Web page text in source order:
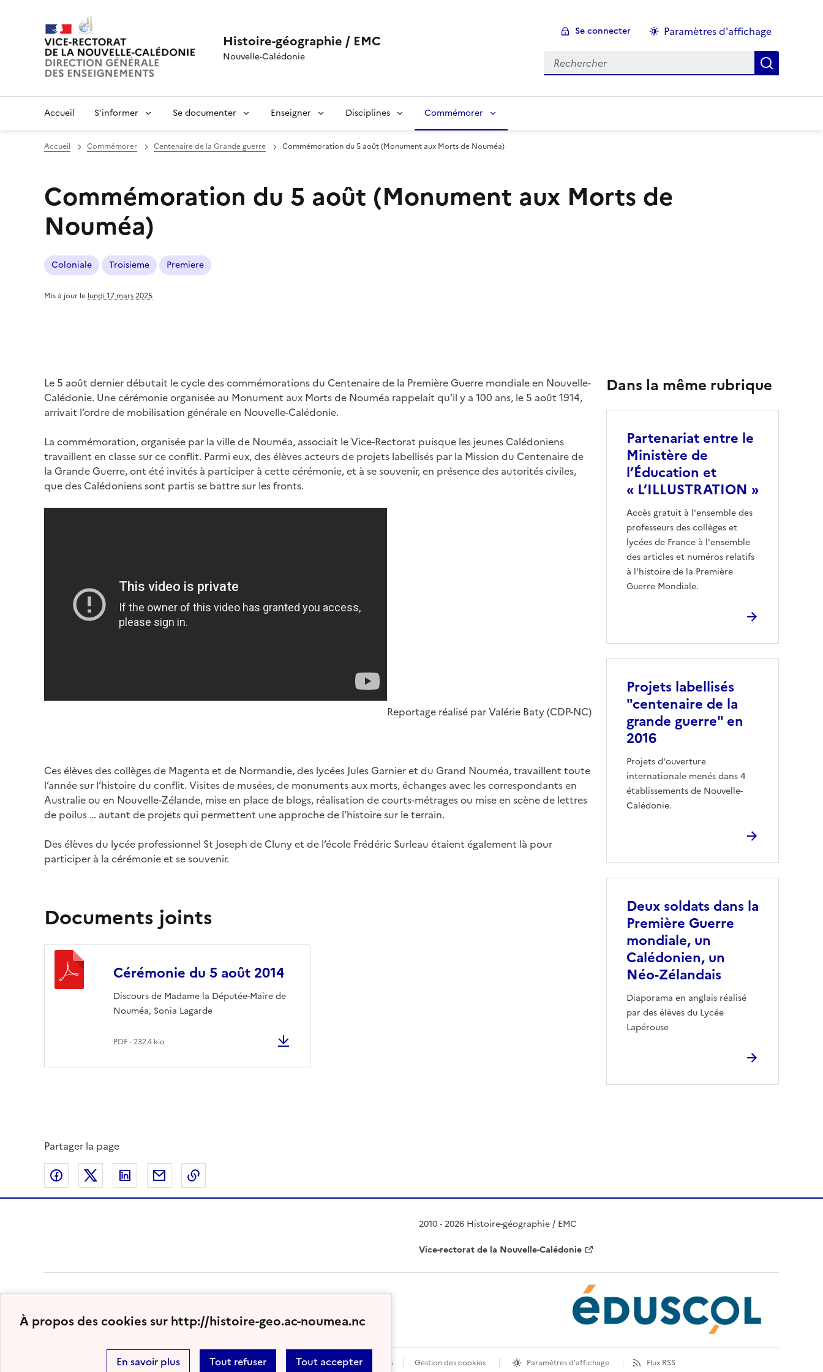
À propos des cookies sur http://histoire-geo.ac-noumea.nc
Tout accepter
Tout refuser
En savoir plus
Histoire-géographie / EMC
Nouvelle-Calédonie
Se connecter
Paramètres d'affichage
Rechercher :
Accueil S’informer Se documenter Enseigner Disciplines Commémorer
Accueil Commémorer Centenaire de la Grande guerre Commémoration du 5 août (Monument aux Morts de Nouméa)
Commémoration du 5 août (Monument aux Morts de
Nouméa)
Coloniale Troisieme Premiere
Mis à jour le lundi 17 mars 2025
Le 5 août dernier débutait le cycle des commémorations du Centenaire de la Première Guerre mondiale en Nouvelle-
Calédonie. Une cérémonie organisée au Monument aux Morts de Nouméa rappelait qu’il y a 100 ans, le 5 août 1914,
arrivait l’ordre de mobilisation générale en Nouvelle-Calédonie.
La commémoration, organisée par la ville de Nouméa, associait le Vice-Rectorat puisque les jeunes Calédoniens
travaillent en classe sur ce conflit. Parmi eux, des élèves acteurs de projets labellisés par la Mission du Centenaire de
la Grande Guerre, ont été invités à participer à cette cérémonie, et à se souvenir, en présence des autorités civiles,
que des Calédoniens sont partis se battre sur les fronts.
Reportage réalisé par Valérie Baty (CDP-NC)
Ces élèves des collèges de Magenta et de Normandie, des lycées Jules Garnier et du Grand Nouméa, travaillent toute
l’année sur l’histoire du conflit. Visites de musées, de monuments aux morts, échanges avec les correspondants en
Australie ou en Nouvelle-Zélande, mise en place de blogs, réalisation de courts-métrages ou mise en scène de lettres
de poilus … autant de projets qui permettent une approche de l’histoire sur le terrain.
Des élèves du lycée professionnel St Joseph de Cluny et de l’école Frédéric Surleau étaient également là pour
participer à la cérémonie et se souvenir.
Documents joints
Cérémonie du 5 août 2014
Discours de Madame la Députée-Maire de
Nouméa, Sonia Lagarde
PDF - 232.4 kio
Dans la même rubrique
Partenariat entre le
Ministère de
l’Éducation et
« L’ILLUSTRATION »
Accès gratuit à l'ensemble des
professeurs des collèges et
lycées de France à l'ensemble
des articles et numéros relatifs
à l'histoire de la Première
Guerre Mondiale.
Projets labellisés
"centenaire de la
grande guerre" en
2016
Projets d'ouverture
internationale menés dans 4
établissements de Nouvelle-
Calédonie.
Deux soldats dans la
Première Guerre
mondiale, un
Calédonien, un
Néo-Zélandais
Diaporama en anglais réalisé
par des élèves du Lycée
Lapérouse
Partager la page
Partager sur Facebook
Partager sur Twitter
Partager sur LinkedIn
Partager par email
2010 - 2026 Histoire-géographie / EMC
Vice-rectorat de la Nouvelle-Calédonie
Nous contacter Accessibilité : partiellement conforme Mentions légales Gestion des cookies Paramètres d'affichage Flux RSS